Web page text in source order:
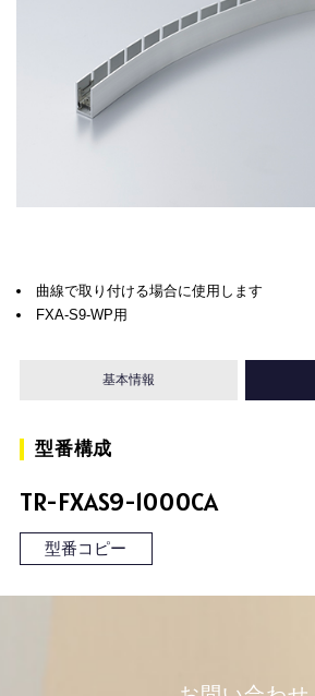
曲線で取り付ける場合に使用します
FXA-S9-WP用
基本情報
型番構成
TR-FXAS9-1000CA
型番コピー